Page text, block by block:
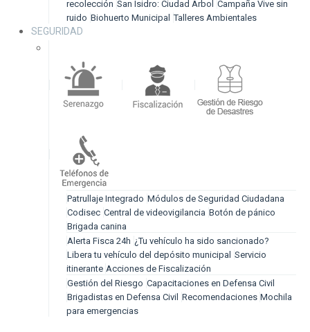
recolección San Isidro: Ciudad Árbol Campaña Vive sin
ruido Biohuerto Municipal Talleres Ambientales
SEGURIDAD
Patrullaje Integrado Módulos de Seguridad Ciudadana
Codisec Central de videovigilancia Botón de pánico
Brigada canina
Alerta Fisca 24h ¿Tu vehículo ha sido sancionado?
Libera tu vehículo del depósito municipal Servicio
itinerante Acciones de Fiscalización
Gestión del Riesgo Capacitaciones en Defensa Civil
Brigadistas en Defensa Civil Recomendaciones Mochila
para emergencias